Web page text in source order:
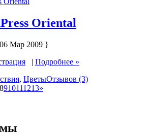
Oriental
Мар 2009 }
| Подробнее »
, ЦветыОтзывов (3)
8910111213»